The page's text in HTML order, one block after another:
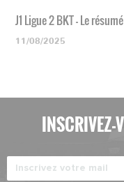
J1 Ligue 2 BKT - Le
11/08/2025
INSCRIVEZ-